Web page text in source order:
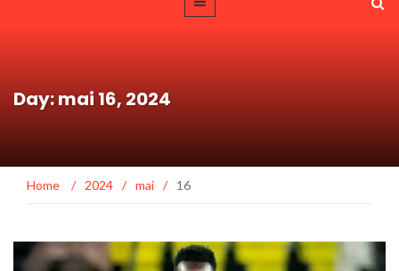
Day: mai 16, 2024
Home / 2024 / mai / 16